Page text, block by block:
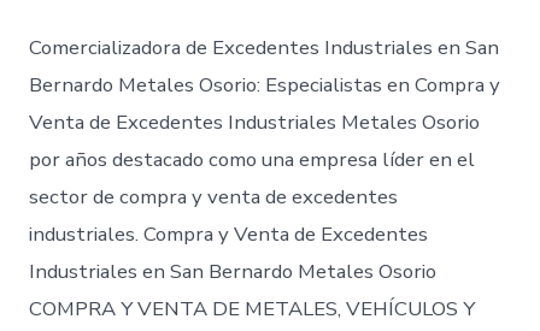
Comercializadora de Excedentes Industriales en San
Bernardo Metales Osorio: Especialistas en Compra y
Venta de Excedentes Industriales Metales Osorio
por años destacado como una empresa líder en el
sector de compra y venta de excedentes
industriales. Compra y Venta de Excedentes
Industriales en San Bernardo Metales Osorio
COMPRA Y VENTA DE METALES, VEHÍCULOS Y